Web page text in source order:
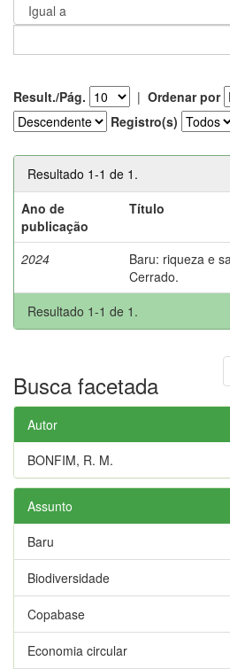
Result./Pág. | Ordenar por
Registro(s)
Resultado 1-1 de 1.
Ano de
publicação
Título
2024
Baru: riqueza e
Cerrado.
Resultado 1-1 de 1.
Busca facetada
Autor
BONFIM, R. M.
Assunto
Baru
Biodiversidade
Copabase
Economia circular